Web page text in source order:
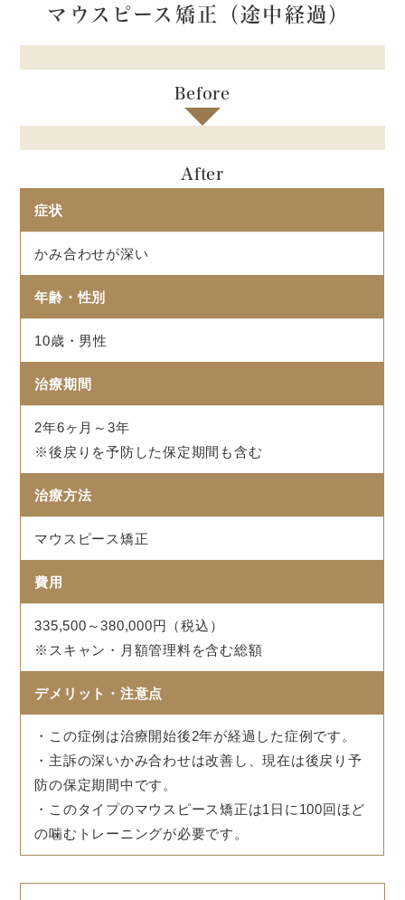
マウスピース矯正（途中経過）
Before
After
症状
かみ合わせが深い
年齢・性別
10歳・男性
治療期間
2年6ヶ月～3年
※後戻りを予防した保定期間も含む
治療方法
マウスピース矯正
費用
335,500～380,000円（税込）
※スキャン・月額管理料を含む総額
デメリット・注意点
・この症例は治療開始後2年が経過した症例です。
・主訴の深いかみ合わせは改善し、現在は後戻り予
防の保定期間中です。
・このタイプのマウスピース矯正は1日に100回ほど
の噛むトレーニングが必要です。